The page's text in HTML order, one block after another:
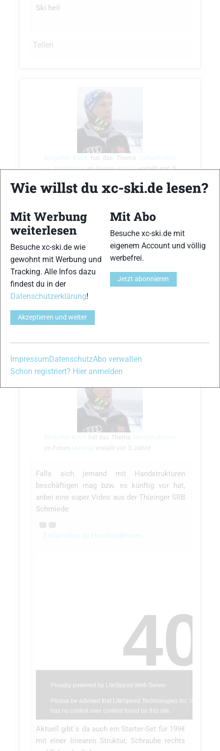
Ski heil
Teilen
Benjamin Koch hat das Thema Carbonholme
vs. Bordsteineim ForumRollskierstelltvor 3
vorab, ich roller in der Regel recht gerne in
beiden Techniken. Können tu ich das auch.
Meine Asphaltstrecken sind vielfältig von
grob bis sehr fein mit und ohne Bordsteine.
Aufsetzen tu ich dennoch öfters. Softe Rollen
wie z. Bsp beim IDT Classic oder Swenor
mag ich eigentlich recht gerne. Lange Holme
finde ich persönlich bes…
Teilen
Benjamin Koch hat das Thema Handstrukturen
im Forum Material erstellt vor 3 Jahre
Falls sich jemand mit Handstrukturen
beschäftigen mag bzw. es künftig vor hat,
anbei eine super Video aus der Thüringer SRB
Schmiede:
Aktuell gibt´s da auch ein Starter-Set für 199€
mit einer linearen Struktur, Schraube rechts
Wie willst du xc-ski.de lesen?
Mit Werbung
weiterlesen
Besuche xc-ski.de wie
gewohnt mit Werbung und
Tracking. Alle Infos dazu
findest du in der
Datenschutzerklärung!
Akzeptieren und weiter
Mit Abo
Besuche xc-ski.de mit
eigenem Account und völlig
werbefrei.
Jetzt abonnieren
Impressum DatenschutzAbo verwalten
Schon registriert? Hier anmelden